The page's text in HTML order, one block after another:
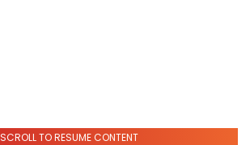
SCROLL TO RESUME CONTENT